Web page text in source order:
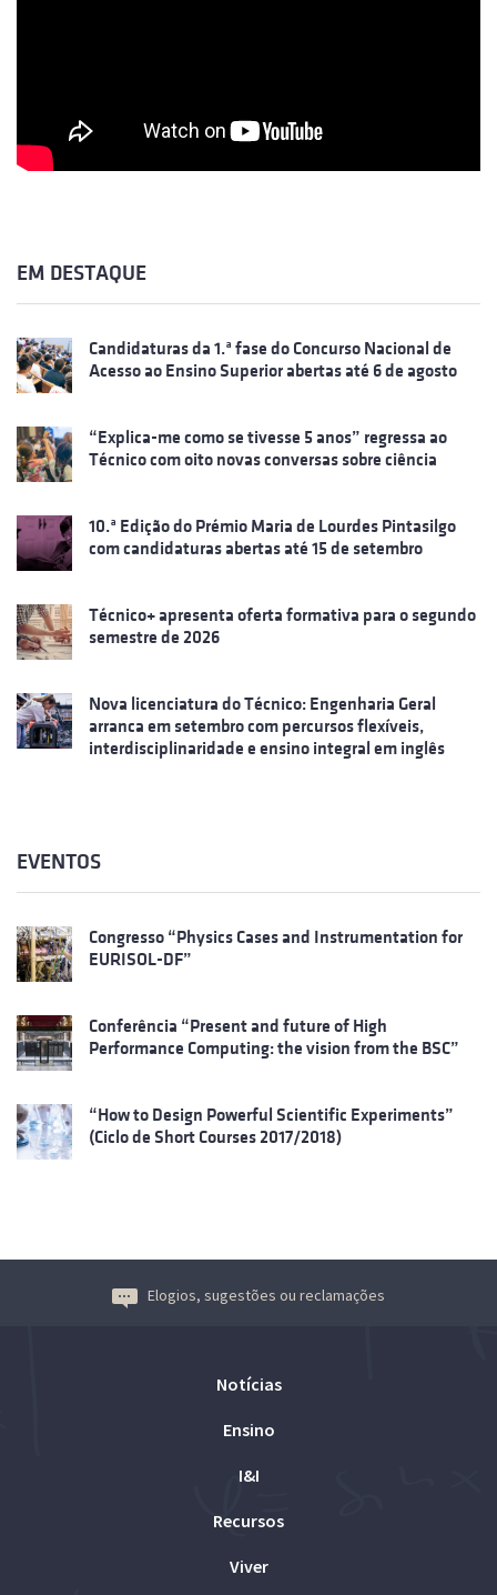
EM DESTAQUE
Candidaturas da 1.ª fase do Concurso Nacional de
Acesso ao Ensino Superior abertas até 6 de agosto
“Explica-me como se tivesse 5 anos” regressa ao
Técnico com oito novas conversas sobre ciência
10.ª Edição do Prémio Maria de Lourdes Pintasilgo
com candidaturas abertas até 15 de setembro
Técnico+ apresenta oferta formativa para o segundo
semestre de 2026
Nova licenciatura do Técnico: Engenharia Geral
arranca em setembro com percursos flexíveis,
interdisciplinaridade e ensino integral em inglês
EVENTOS
Congresso “Physics Cases and Instrumentation for
EURISOL-DF”
Conferência “Present and future of High
Performance Computing: the vision from the BSC”
“How to Design Powerful Scientific Experiments”
(Ciclo de Short Courses 2017/2018)
Elogios, sugestões ou reclamações
Notícias
Ensino
I&I
Recursos
Viver